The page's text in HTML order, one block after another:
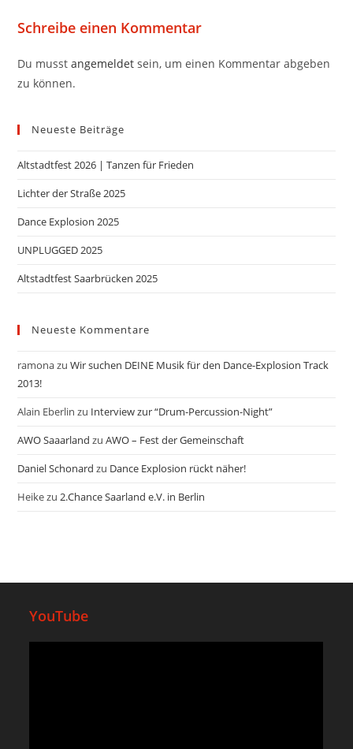
Schreibe einen Kommentar
Du musstangemeldet sein, um einen Kommentar abgeben
zu können.
Neueste Beiträge
Altstadtfest 2026 | Tanzen für Frieden
Lichter der Straße 2025
Dance Explosion 2025
UNPLUGGED 2025
Altstadtfest Saarbrücken 2025
Neueste Kommentare
ramonazuWir suchen DEINE Musik für den Dance-Explosion Track
2013!
Alain Eberlin zu Interview zur “Drum-Percussion-Night”
AWO Saaarland zuAWO – Fest der Gemeinschaft
Daniel Schonard zu Dance Explosion rückt näher!
Heikezu2.Chance Saarland e.V. in Berlin
YouTube